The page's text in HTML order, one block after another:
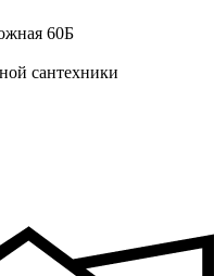
60Б
сантехники